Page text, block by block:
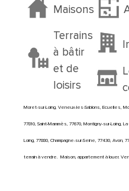
Maisons
Terrains
à bâtir
et de
loisirs
Moret-sur-Loing, Veneux-les-Sablons, Ecuelles,
77810, Saint-Mammès, 77670, Montigny-sur-Loing,
Loing, 77880, Champagne-sur-Seine, 77430, Avon,
terrain à vendre. Maison, appartement à louer.